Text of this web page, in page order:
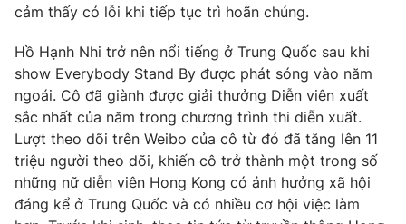
Phim VTV
Hậu trường
Nhân vật
Khán giả
Giải sao mai
Điện ảnh
Âm nhạc
Sao
Đời sống
Du lịch
Làm đẹp
Chất lượng cuộc sống
Giáo dục
Tuyển sinh
Học trực tuyến
Công nghệ
cảm thấy có lỗi khi tiếp tục trì hoãn chúng.
Hồ Hạnh Nhi trở nên nổi tiếng ở Trung Quốc sau khi
show Everybody Stand By được phát sóng vào năm
ngoái. Cô đã giành được giải thưởng Diễn viên xuất
sắc nhất của năm trong chương trình thi diễn xuất.
Lượt theo dõi trên Weibo của cô từ đó đã tăng lên 11
triệu người theo dõi, khiến cô trở thành một trong số
những nữ diễn viên Hong Kong có ảnh hưởng xã hội
đáng kể ở Trung Quốc và có nhiều cơ hội việc làm